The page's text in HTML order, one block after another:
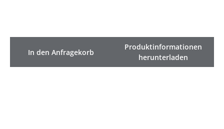
In den Anfragekorb
Produktinformationen
herunterladen